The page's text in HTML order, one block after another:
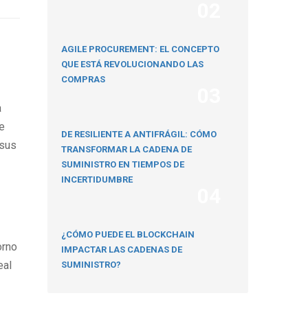
AGILE PROCUREMENT: EL CONCEPTO
QUE ESTÁ REVOLUCIONANDO LAS
COMPRAS
DE RESILIENTE A ANTIFRÁGIL: CÓMO
TRANSFORMAR LA CADENA DE
SUMINISTRO EN TIEMPOS DE
INCERTIDUMBRE
¿CÓMO PUEDE EL BLOCKCHAIN
IMPACTAR LAS CADENAS DE
SUMINISTRO?